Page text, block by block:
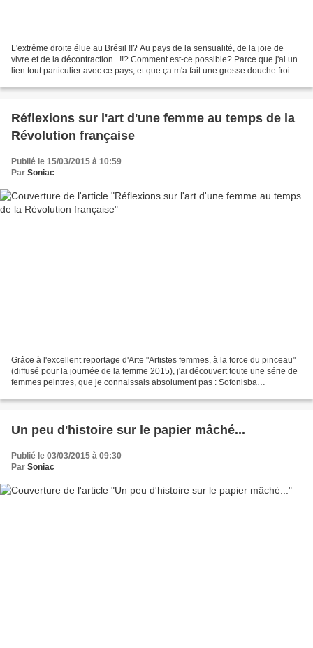
L'extrême droite élue au Brésil !!? Au pays de la sensualité, de la joie de
vivre et de la décontraction...!!? Comment est-ce possible? Parce que j'ai un
lien tout particulier avec ce pays, et que ça m'a fait une grosse douche froide,
Réflexions sur l'art d'une femme au temps de la
Révolution française
Publié le 15/03/2015 à 10:59
Par Soniac
Grâce à l'excellent reportage d'Arte "Artistes femmes, à la force du pinceau"
(diffusé pour la journée de la femme 2015), j'ai découvert toute une série de
femmes peintres, que je connaissais absolument pas : Sofonisba
Un peu d'histoire sur le papier mâché...
Publié le 03/03/2015 à 09:30
Par Soniac